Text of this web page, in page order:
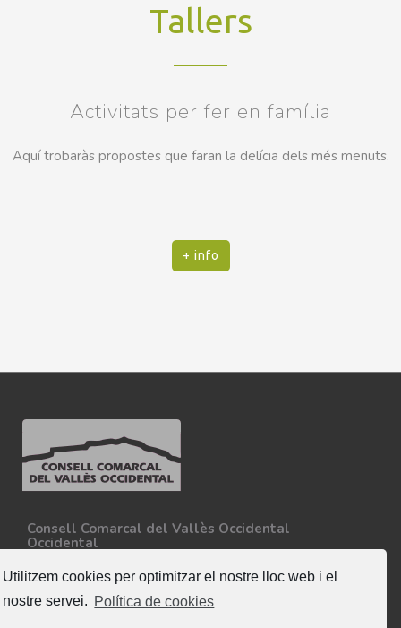
Utilitzem cookies per optimitzar el nostre lloc web i el
nostre servei. Política de cookies
Tallers
Activitats per fer en família
Aquí trobaràs propostes que faran la delícia dels més menuts.
+ info
Consell Comarcal del Vallès Occidental
Occidental
08227 - Terrassa
Tel. 93 727 35 34